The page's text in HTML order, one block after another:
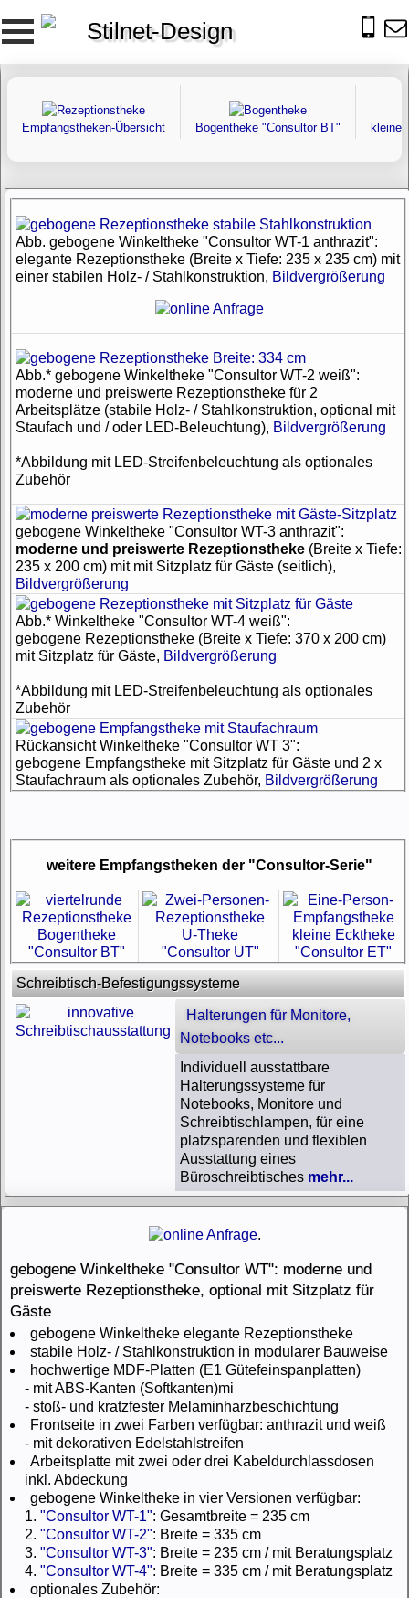
Stilnet-Design
Empfangstheken-Übersicht Bogentheke "Consultor BT" kleine
.
gebogene Winkeltheke "Consultor WT": moderne und
preiswerte Rezeptionstheke, optional mit Sitzplatz für
Gäste
gebogene Winkeltheke elegante Rezeptionstheke
stabile Holz- / Stahlkonstruktion in modularer Bauweise
hochwertige MDF-Platten (E1 Gütefeinspanplatten)
- mit ABS-Kanten (Softkanten)mi
- stoß- und kratzfester Melaminharzbeschichtung
Frontseite in zwei Farben verfügbar: anthrazit und weiß
- mit dekorativen Edelstahlstreifen
Arbeitsplatte mit zwei oder drei Kabeldurchlassdosen
inkl. Abdeckung
gebogene Winkeltheke in vier Versionen verfügbar:
1. "Consultor WT-1": Gesamtbreite = 235 cm
2. "Consultor WT-2": Breite = 335 cm
3. "Consultor WT-3": Breite = 235 cm / mit Beratungsplatz
4. "Consultor WT-4": Breite = 335 cm / mit Beratungsplatz
optionales Zubehör:
Abb. gebogene Winkeltheke "Consultor WT-1 anthrazit":
elegante Rezeptionstheke (Breite x Tiefe: 235 x 235 cm) mit
einer stabilen Holz- / Stahlkonstruktion, Bildvergrößerung
Abb.* gebogene Winkeltheke "Consultor WT-2 weiß":
moderne und preiswerte Rezeptionstheke für 2
Arbeitsplätze (stabile Holz- / Stahlkonstruktion, optional mit
Staufach und / oder LED-Beleuchtung), Bildvergrößerung
*Abbildung mit LED-Streifenbeleuchtung als optionales
Zubehör
gebogene Winkeltheke "Consultor WT-3 anthrazit":
moderne und preiswerte Rezeptionstheke (Breite x Tiefe:
235 x 200 cm) mit mit Sitzplatz für Gäste (seitlich),
Bildvergrößerung
Abb.* Winkeltheke "Consultor WT-4 weiß":
gebogene Rezeptionstheke (Breite x Tiefe: 370 x 200 cm)
mit Sitzplatz für Gäste, Bildvergrößerung
*Abbildung mit LED-Streifenbeleuchtung als optionales
Zubehör
Rückansicht Winkeltheke "Consultor WT 3":
gebogene Empfangstheke mit Sitzplatz für Gäste und 2 x
Staufachraum als optionales Zubehör, Bildvergrößerung
weitere Empfangstheken der "Consultor-Serie"
Bogentheke
"Consultor BT"
U-Theke
"Consultor UT"
kleine Ecktheke
"Consultor ET"
Schreibtisch-Befestigungssysteme
Halterungen für Monitore,
Notebooks etc...
Individuell ausstattbare
Halterungssysteme für
Notebooks, Monitore und
Schreibtischlampen, für eine
platzsparenden und flexiblen
Ausstattung eines
Büroschreibtisches mehr...